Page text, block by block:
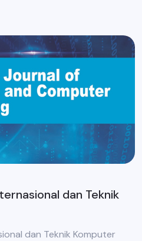
dan Teknik
dan Teknik Komputer